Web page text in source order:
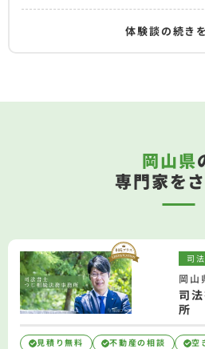
体験談の続き
岡山県
専門家を
司
岡山
司
所
見積り無料 不動産の相談 空